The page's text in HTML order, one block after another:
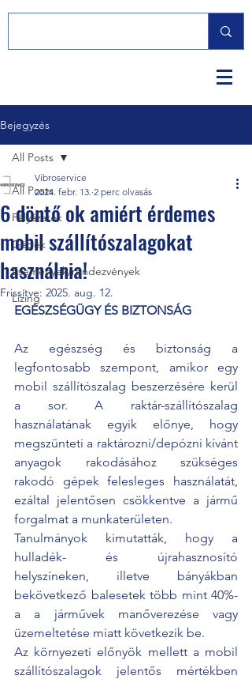
Bejegyzés
All Posts
Pályázatok
Gépek
Események/rendezvények
Lízing
All Posts
6 döntő ok amiért érdemes
mobil szállítószalagokat
használnia!
Vibroservice
2024. febr. 13. 2 perc olvasás
Frissítve: 2025. aug. 12.
EGÉSZSÉGÜGY ÉS BIZTONSÁG
Az egészség és biztonság a
legfontosabb szempont, amikor egy
mobil szállítószalag beszerzésére kerül
a sor. A raktár-szállítószalag
használatának egyik előnye, hogy
megszünteti a raktározni/depózni kívánt
anyagok rakodásához szükséges
rakodó gépek felesleges használatát,
ezáltal jelentősen csökkentve a jármű
forgalmat a munkaterületen.
Tanulmányok kimutatták, hogy a
hulladék- és újrahasznosító
helyszíneken, illetve bányákban
bekövetkező balesetek több mint 40%-
a a járművek manőverezése vagy
üzemeltetése miatt következik be.
Az környezeti előnyök mellett a mobil
szállítószalagok jelentős mértékben